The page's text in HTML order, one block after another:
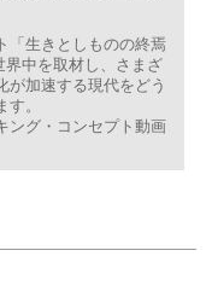
「生きとしものの終焉
界中を取材し、さまざ
が加速する現代をどう
。
ング・コンセプト動画